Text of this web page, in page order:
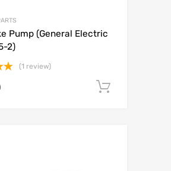
Pump (General Electric
2)
(1 review)